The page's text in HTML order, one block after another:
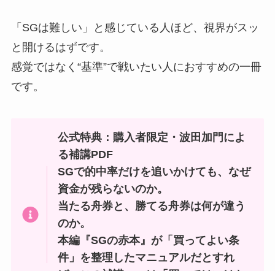
「SGは難しい」と感じている人ほど、視界がスッ
と開けるはずです。
感覚ではなく“基準”で戦いたい人におすすめの一冊
です。
公式特典：購入者限定・波田加門によ
る補講PDF
SGで的中率だけを追いかけても、なぜ
資金が残らないのか。
当たる舟券と、勝てる舟券は何が違う
のか。
本編『SGの赤本』が「買ってよい条
件」を整理したマニュアルだとすれ